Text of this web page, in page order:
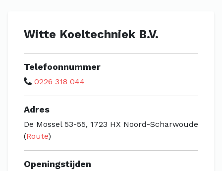
Witte Koeltechniek B.V.
Telefoonnummer
0226 318 044
Adres
De Mossel 53-55, 1723 HX Noord-Scharwoude
(Route)
Openingstijden